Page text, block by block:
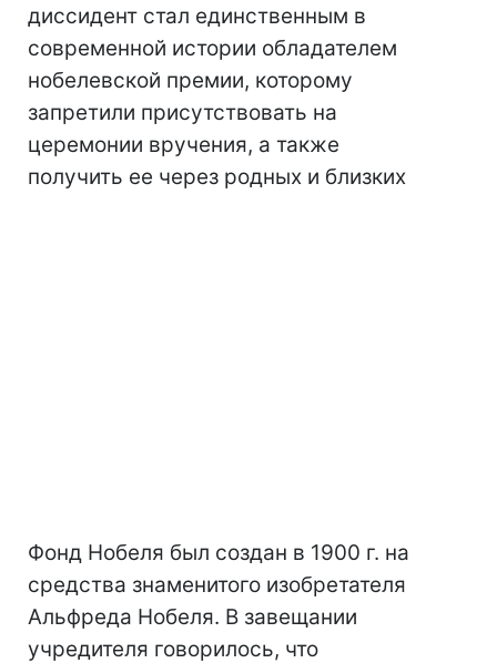
диссидент стал единственным в
современной истории обладателем
нобелевской премии, которому
запретили присутствовать на
церемонии вручения, а также
получить ее через родных и близких
Фонд Нобеля был создан в 1900 г. на
средства знаменитого изобретателя
Альфреда Нобеля. В завещании
учредителя говорилось, что